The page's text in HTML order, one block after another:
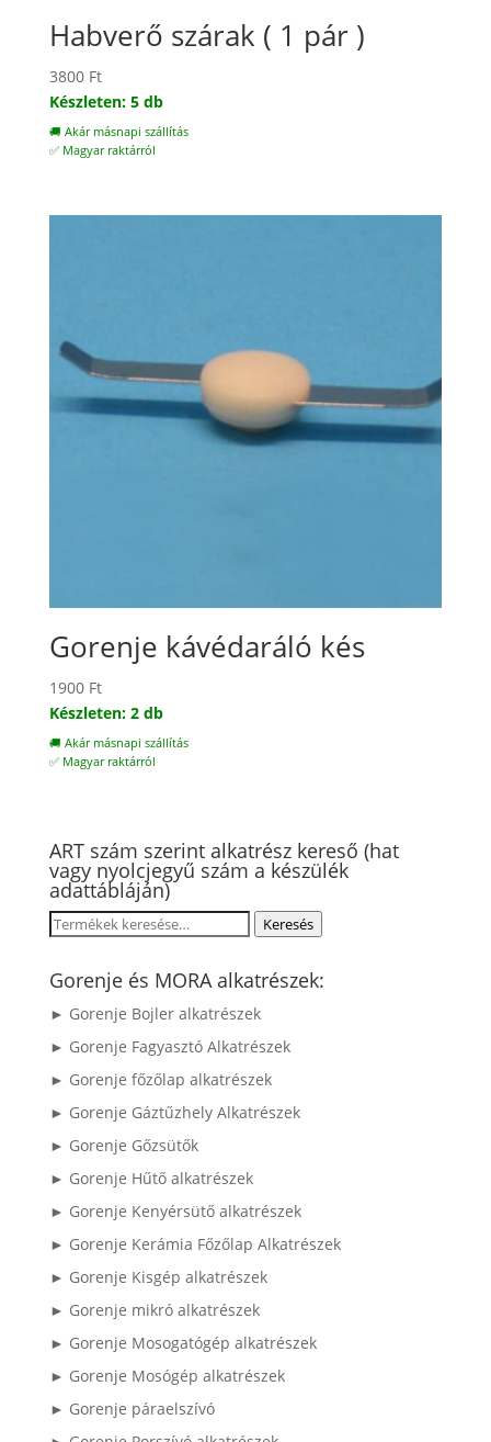
Habverő szárak ( 1 pár )
3800 Ft
Készleten: 5 db
🚚 Akár másnapi szállítás
✅ Magyar raktárról
Gorenje kávédaráló kés
1900 Ft
Készleten: 2 db
🚚 Akár másnapi szállítás
✅ Magyar raktárról
ART szám szerint alkatrész kereső (hat
vagy nyolcjegyű szám a készülék
adattábláján)
Keresés
következőre:
Keresés
Gorenje és MORA alkatrészek:
► Gorenje Bojler alkatrészek
► Gorenje Fagyasztó Alkatrészek
► Gorenje főzőlap alkatrészek
► Gorenje Gáztűzhely Alkatrészek
► Gorenje Gőzsütők
► Gorenje Hűtő alkatrészek
► Gorenje Kenyérsütő alkatrészek
► Gorenje Kerámia Főzőlap Alkatrészek
► Gorenje Kisgép alkatrészek
► Gorenje mikró alkatrészek
► Gorenje Mosogatógép alkatrészek
► Gorenje Mosógép alkatrészek
► Gorenje páraelszívó